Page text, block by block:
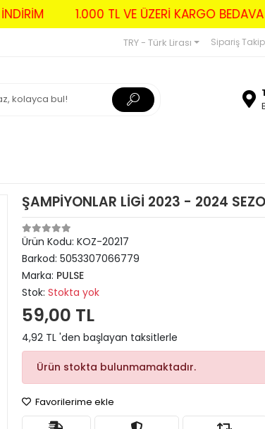
İNDİRİM 1.000 TL VE ÜZERİ KARGO
TRY - Türk Lirası Sipariş Takip
ŞAMPİYONLAR LİGİ 2023 - 2024
Ürün Kodu: KOZ-20217
Barkod: 5053307066779
Marka: PULSE
Stok: Stokta yok
59,00 TL
4,92 TL 'den başlayan taksitlerle
Ürün stokta bulunmamaktadır.
Favorilerime ekle